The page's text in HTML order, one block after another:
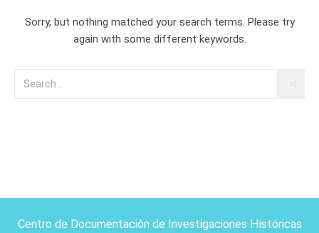
Sorry, but nothing matched your search terms. Please try
again with some different keywords.
Centro de Documentación de Investigaciones Históricas